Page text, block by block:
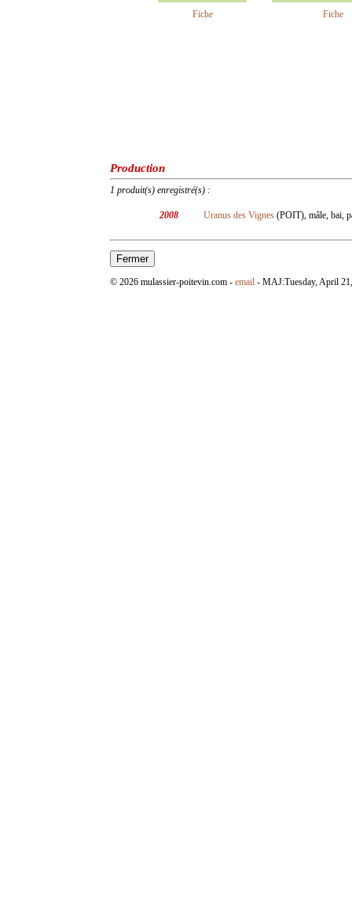
Fiche
Fiche
Production
1 produit(s) enregistré(s) :
2008 Uranus des Vignes (POIT), mâle, bai,
© 2026 mulassier-poitevin.com - email - MAJ:Tuesday, April